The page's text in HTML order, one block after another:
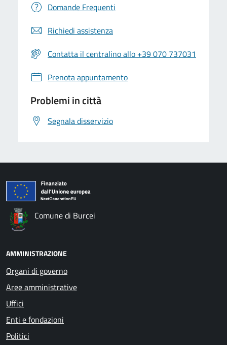
Domande Frequenti
Richiedi assistenza
Contatta il centralino allo +39 070 737031
Prenota appuntamento
Problemi in città
Segnala disservizio
Comune di Burcei
AMMINISTRAZIONE
Organi di governo
Aree amministrative
Uffici
Enti e fondazioni
Politici